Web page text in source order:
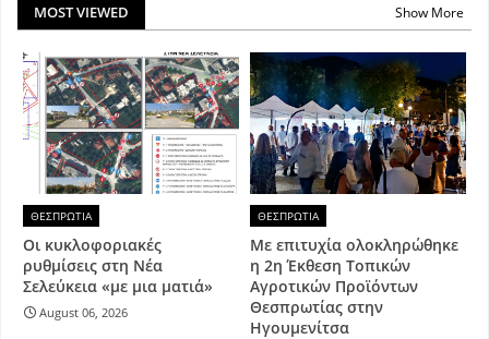
MOST VIEWED Show More
ΘΕΣΠΡΩΤΙΑ
Οι κυκλοφοριακές
ρυθμίσεις στη Νέα
Σελεύκεια «με μια ματιά»
August 06, 2026
ΘΕΣΠΡΩΤΙΑ
Με επιτυχία ολοκληρώθηκε
η 2η Έκθεση Τοπικών
Αγροτικών Προϊόντων
Θεσπρωτίας στην
Ηγουμενίτσα